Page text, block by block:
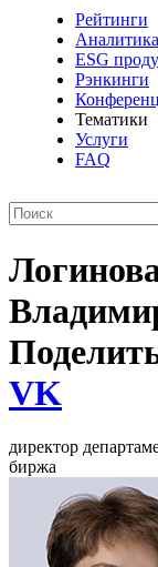
Рейтинги
Аналитика
ESG
Рэнкинги
Тематики
Услуги
FAQ
VK
директор
биржа